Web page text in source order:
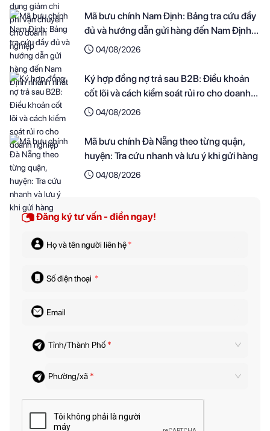
Mã bưu chính Nam Định: Bảng tra cứu đầy
đủ và hướng dẫn gửi hàng đến Nam Định
nhanh nhất
04/08/2026
Ký hợp đồng nợ trả sau B2B: Điều khoản
cốt lõi và cách kiểm soát rủi ro cho doanh
nghiệp
04/08/2026
Mã bưu chính Đà Nẵng theo từng quận,
huyện: Tra cứu nhanh và lưu ý khi gửi hàng
04/08/2026
Đăng ký tư vấn - điền ngay!
Họ và tên người liên hệ*
Số điện thoại *
Email
Tỉnh/Thành Phố *
Phường/xã *